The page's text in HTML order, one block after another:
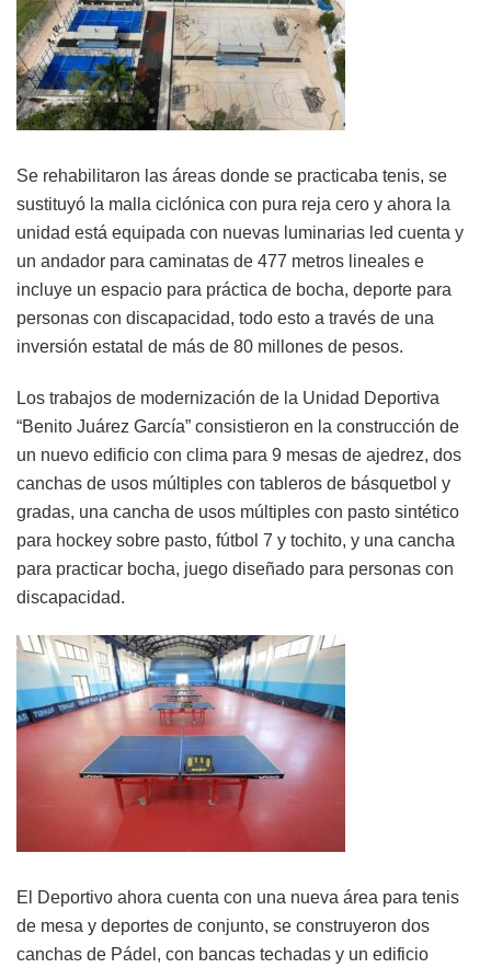
Se rehabilitaron las áreas donde se practicaba tenis, se
sustituyó la malla ciclónica con pura reja cero y ahora la
unidad está equipada con nuevas luminarias led cuenta y
un andador para caminatas de 477 metros lineales e
incluye un espacio para práctica de bocha, deporte para
personas con discapacidad, todo esto a través de una
inversión estatal de más de 80 millones de pesos.
Los trabajos de modernización de la Unidad Deportiva
“Benito Juárez García” consistieron en la construcción de
un nuevo edificio con clima para 9 mesas de ajedrez, dos
canchas de usos múltiples con tableros de básquetbol y
gradas, una cancha de usos múltiples con pasto sintético
para hockey sobre pasto, fútbol 7 y tochito, y una cancha
para practicar bocha, juego diseñado para personas con
discapacidad.
El Deportivo ahora cuenta con una nueva área para tenis
de mesa y deportes de conjunto, se construyeron dos
canchas de Pádel, con bancas techadas y un edificio